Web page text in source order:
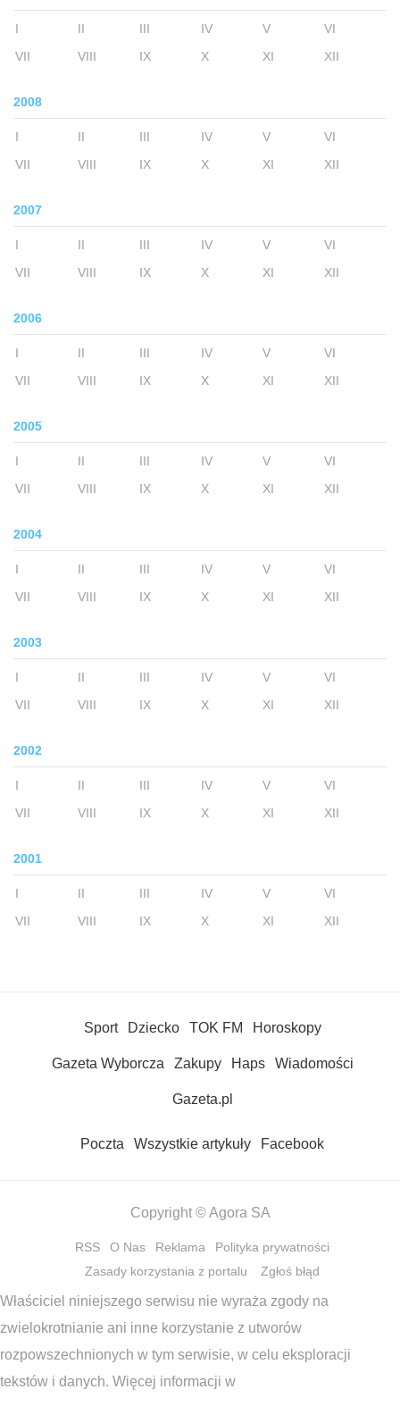
I II III IV V
VI
VII
VIII IX X XI XII
2008
I II III IV V
VI
VII
VIII IX X XI XII
2007
I II III IV V
VI
VII
VIII IX X XI XII
2006
I II III IV V
VI
VII
VIII IX X XI XII
2005
I II III IV V
VI
VII
VIII IX X XI XII
2004
I II III IV V
VI
VII
VIII IX X XI XII
2003
I II III IV V
VI
VII
VIII IX X XI XII
2002
I II III IV V
VI
VII
VIII IX X XI XII
2001
I II III IV V
VI
VII
VIII IX X XI XII
Sport Dziecko TOK FM Horoskopy
Gazeta Wyborcza Zakupy Haps Wiadomości
Gazeta.pl
Poczta Wszystkie artykuły Facebook
Copyright © Agora SA
RSS O Nas Reklama
Polityka prywatności
Zasady korzystania z portalu
Zgłoś błąd
Właściciel niniejszego serwisu nie wyraża zgody na
zwielokrotnianie ani inne korzystanie z utworów
rozpowszechnionych w tym serwisie, w celu eksploracji
tekstów i danych. Więcej informacji w